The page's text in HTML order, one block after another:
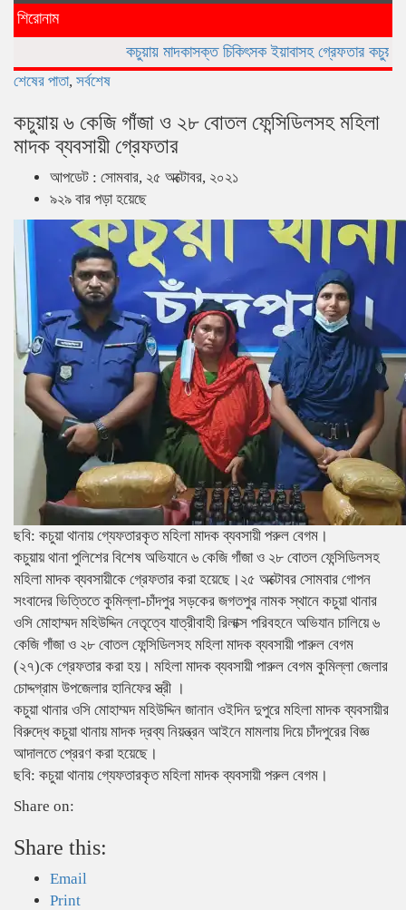
শিরোনাম
কচুয়ায় মাদকাসক্ত চিকিৎসক ইয়াবাসহ গ্রেফতার কচুয়ার মাছিমপুরে
শেষের পাতা, সর্বশেষ
কচুয়ায় ৬ কেজি গাঁজা ও ২৮ বোতল ফেন্সিডিলসহ মহিলা
মাদক ব্যবসায়ী গ্রেফতার
আপডেট : সোমবার, ২৫ অক্টোবর, ২০২১
৯২৯ বার পড়া হয়েছে
ছবি: কচুয়া থানায় গ্যেফতারকৃত মহিলা মাদক ব্যবসায়ী পরুল বেগম।
কচুয়ায় থানা পুলিশের বিশেষ অভিযানে ৬ কেজি গাঁজা ও ২৮ বোতল ফেন্সিডিলসহ
মহিলা মাদক ব্যবসায়ীকে গ্রেফতার করা হয়েছে।২৫ অক্টোবর সোমবার গোপন
সংবাদের ভিত্তিতে কুমিল্লা-চাঁদপুর সড়কের জগতপুর নামক স্থানে কচুয়া থানার
ওসি মোহাম্মদ মহিউদ্দিন নেতৃত্বে যাত্রীবাহী রিলাক্স পরিবহনে অভিযান চালিয়ে ৬
কেজি গাঁজা ও ২৮ বোতল ফেন্সিডিলসহ মহিলা মাদক ব্যবসায়ী পারুল বেগম
(২৭)কে গ্রেফতার করা হয়। মহিলা মাদক ব্যবসায়ী পারুল বেগম কুমিল্লা জেলার
চোদ্দগ্রাম উপজেলার হানিফের স্ত্রী ।
কচুয়া থানার ওসি মোহাম্মদ মহিউদ্দিন জানান ওইদিন দুপুরে মহিলা মাদক ব্যবসায়ীর
বিরুদ্ধে কচুয়া থানায় মাদক দ্রব্য নিয়ন্ত্রন আইনে মামলায় দিয়ে চাঁদপুরের বিজ্ঞ
আদালতে প্রেরণ করা হয়েছে।
ছবি: কচুয়া থানায় গ্যেফতারকৃত মহিলা মাদক ব্যবসায়ী পরুল বেগম।
Share on:
Share this:
Email
Print